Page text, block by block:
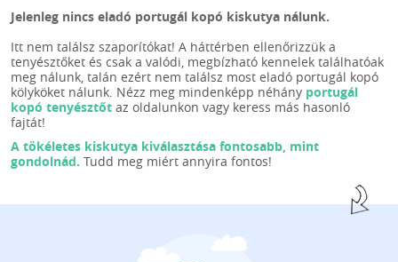
Jelenleg nincs eladó portugál kopó kiskutya nálunk.
Itt nem találsz szaporítókat! A háttérben ellenőrizzük a
tenyésztőket és csak a valódi, megbízható kennelek találhatóak
meg nálunk, talán ezért nem találsz most eladó portugál kopó
kölyköket nálunk. Nézz meg mindenképp néhány portugál
kopó tenyésztőt az oldalunkon vagy keress más hasonló
fajtát!
A tökéletes kiskutya kiválasztása fontosabb, mint
gondolnád. Tudd meg miért annyira fontos!